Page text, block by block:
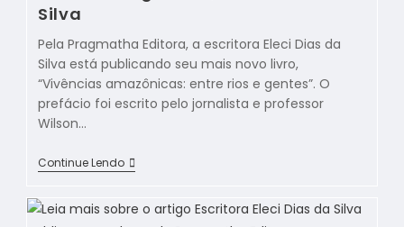
Silva
Pela Pragmatha Editora, a escritora Eleci Dias da
Silva está publicando seu mais novo livro,
“Vivências amazônicas: entre rios e gentes”. O
prefácio foi escrito pelo jornalista e professor
Wilson…
Continue Lendo